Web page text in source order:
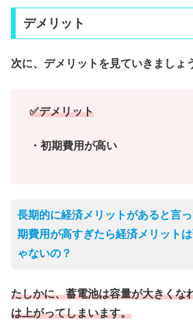
デメリット
次に、デメリットを見ていきましょ
✅デメリット
・初期費用が高い
長期的に経済メリットがあると言
期費用が高すぎたら経済メリット
ゃないの？
たしかに、蓄電池は容量が大きくな
は上がってしまいます。